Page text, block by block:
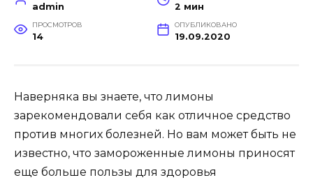
admin 2 мин
ПРОСМОТРОВ
14
ОПУБЛИКОВАНО
19.09.2020
Наверняка вы знаете, что лимоны
зарекомендовали себя как отличное средство
против многих болезней. Но вам может быть не
известно, что замороженные лимоны приносят
еще больше пользы для здоровья